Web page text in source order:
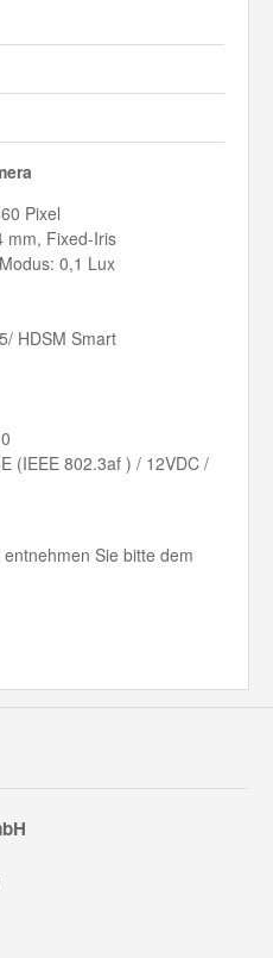
Pixel
mm, Fixed-Iris
0,1 Lux
HDSM Smart
(IEEE 802.3af ) / 12VDC /
Sie bitte dem